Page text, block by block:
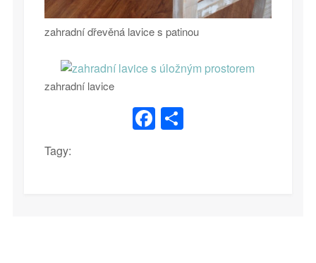
zahradní dřevěná lavice s patinou
zahradní lavice
Facebook
Share
Tagy: